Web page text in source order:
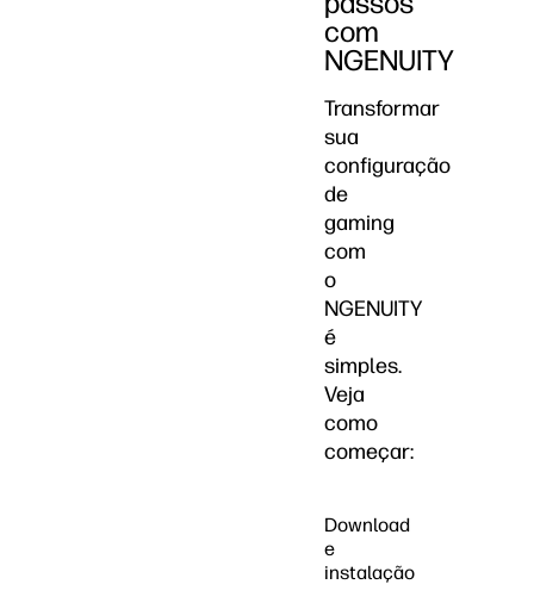
com
NGENUITY
Transformar
sua
configuração
de
gaming
com
o
NGENUITY
é
simples.
Veja
como
começar:
Download
e
instalação